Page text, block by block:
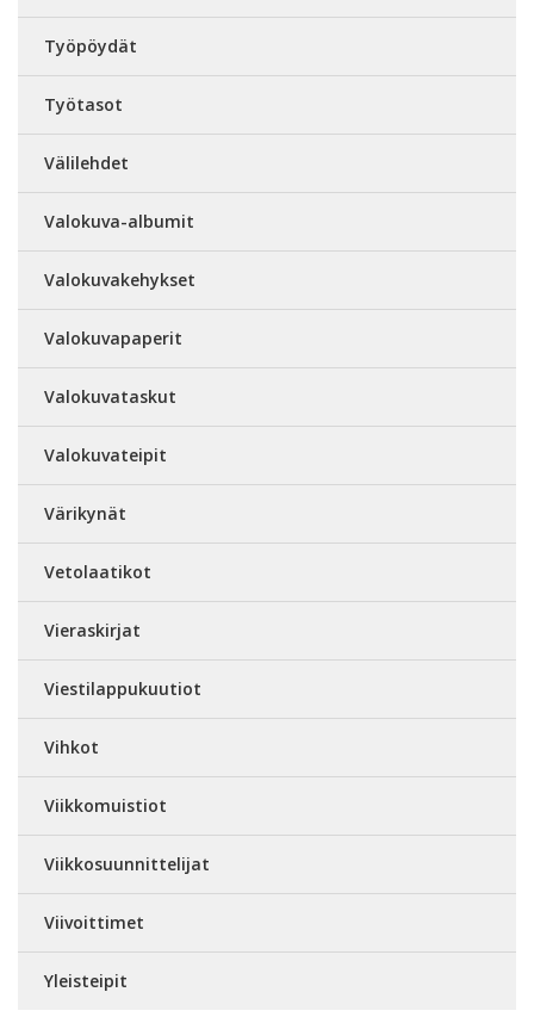
Työpöydät
Työtasot
Välilehdet
Valokuva-albumit
Valokuvakehykset
Valokuvapaperit
Valokuvataskut
Valokuvateipit
Värikynät
Vetolaatikot
Vieraskirjat
Viestilappukuutiot
Vihkot
Viikkomuistiot
Viikkosuunnittelijat
Viivoittimet
Yleisteipit